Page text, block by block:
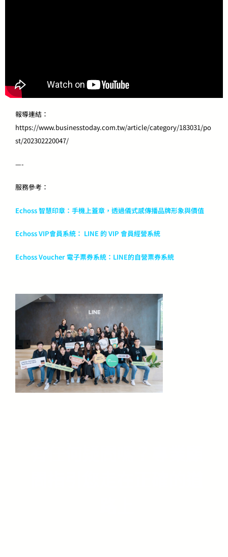
報導連結：
https://www.businesstoday.com.tw/article/category/183031/po
st/202302220047/
—-
服務參考：
Echoss 智慧印章：手機上蓋章，透過儀式感傳播品牌形象與價值
Echoss VIP會員系統： LINE 的 VIP 會員經營‬系統
Echoss Voucher 電子票券系統：LINE的自營票券系統